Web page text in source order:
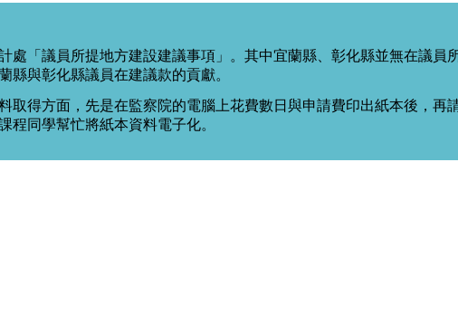
處「議員所提地方建設建議事項」。其中宜蘭縣、彰化縣並無在議員
縣與彰化縣議員在建議款的貢獻。
取得方面，先是在監察院的電腦上花費數日與申請費印出紙本後，再
程同學幫忙將紙本資料電子化。